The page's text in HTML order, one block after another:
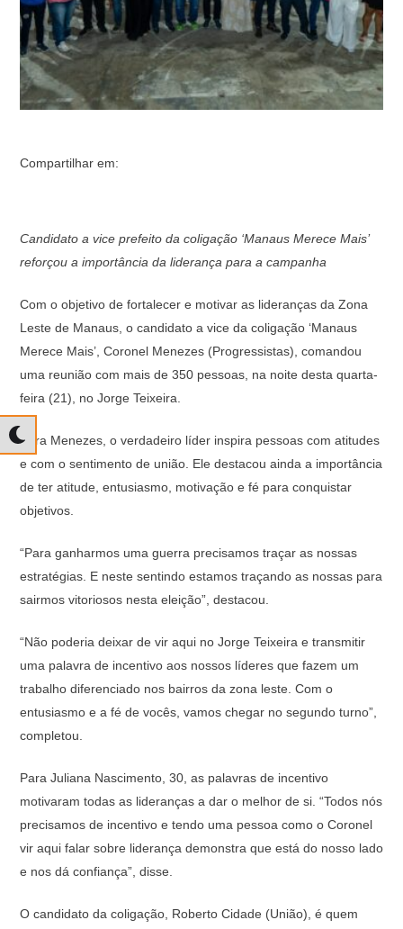
Compartilhar em:
Candidato a vice prefeito da coligação ‘Manaus Merece Mais’
reforçou a importância da liderança para a campanha
Com o objetivo de fortalecer e motivar as lideranças da Zona
Leste de Manaus, o candidato a vice da coligação ‘Manaus
Merece Mais’, Coronel Menezes (Progressistas), comandou
uma reunião com mais de 350 pessoas, na noite desta quarta-
feira (21), no Jorge Teixeira.
Para Menezes, o verdadeiro líder inspira pessoas com atitudes
e com o sentimento de união. Ele destacou ainda a importância
de ter atitude, entusiasmo, motivação e fé para conquistar
objetivos.
“Para ganharmos uma guerra precisamos traçar as nossas
estratégias. E neste sentindo estamos traçando as nossas para
sairmos vitoriosos nesta eleição”, destacou.
“Não poderia deixar de vir aqui no Jorge Teixeira e transmitir
uma palavra de incentivo aos nossos líderes que fazem um
trabalho diferenciado nos bairros da zona leste. Com o
entusiasmo e a fé de vocês, vamos chegar no segundo turno”,
completou.
Para Juliana Nascimento, 30, as palavras de incentivo
motivaram todas as lideranças a dar o melhor de si. “Todos nós
precisamos de incentivo e tendo uma pessoa como o Coronel
vir aqui falar sobre liderança demonstra que está do nosso lado
e nos dá confiança”, disse.
O candidato da coligação, Roberto Cidade (União), é quem